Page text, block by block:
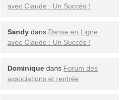
avec Claude : Un Succès !
Sandy dans Danse en Ligne
avec Claude : Un Succès !
Dominique dans Forum des
associations et rentrée